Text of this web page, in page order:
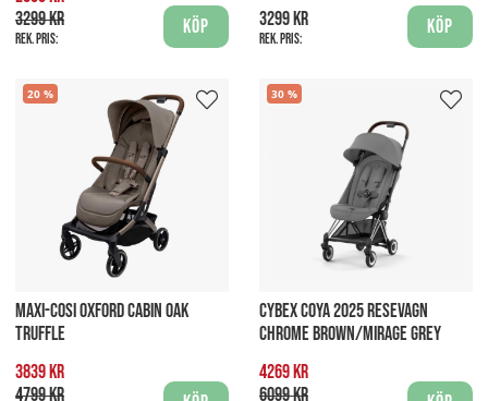
3299 kr
Rek. pris:
Köp 3299 kr
Rek. pris:
Köp
20
MAXI-COSI OXFORD CABIN OAK
TRUFFLE
3839 kr
4799 kr
30
CYBEX COYA 2025 RESEVAGN
CHROME BROWN/MIRAGE GREY
4269 kr
6099 kr